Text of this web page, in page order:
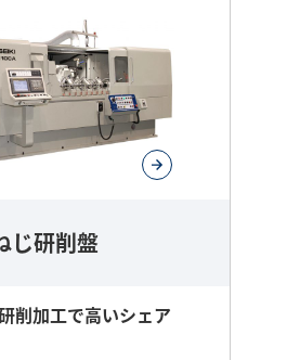
じ研削盤
削加工で高いシェア